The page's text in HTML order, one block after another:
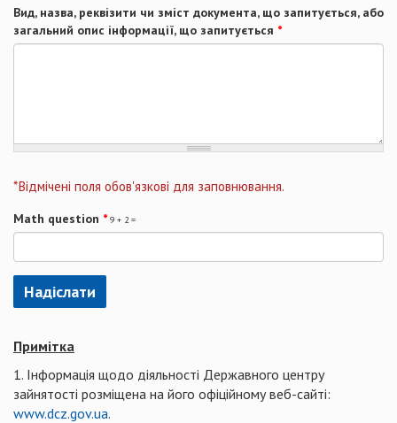
Вид, назва, реквізити чи зміст документа, що запитується, або
загальний опис інформації, що запитується *
*Відмічені поля обов'язкові для заповнювання.
Math question *9 + 2 =
Надіслати
Примітка
1. Інформація щодо діяльності Державного центру
зайнятості розміщена на його офіційному веб-сайті:
www.dcz.gov.ua.